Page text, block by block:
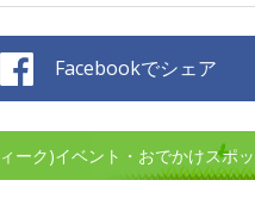
Facebookでシェア
ーク)イベント・おでかけスポ